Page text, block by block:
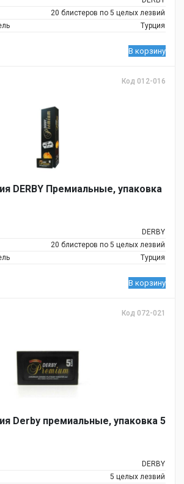
20 блистеров по 5 целых лезвий
Турция
В корзину
Код 012-016
DERBY Премиальные, упаковка
DERBY
20 блистеров по 5 целых лезвий
Турция
В корзину
Код 072-021
Derby премиальные, упаковка 5
DERBY
5 целых лезвий